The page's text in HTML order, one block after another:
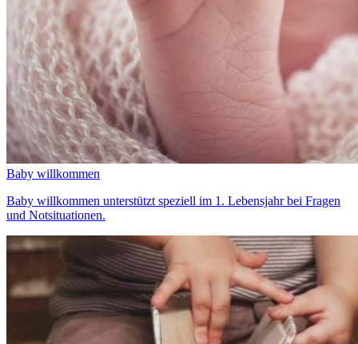
Baby willkommen
Baby willkommen unterstützt speziell im 1. Lebensjahr bei Fragen
und Notsituationen.